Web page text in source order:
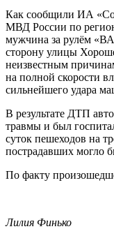
Как сообщили ИА
МВД России по
мужчина за рулём
сторону улицы
неизвестным
на полной скорости
сильнейшего удара
В результате ДТП
травмы и был
суток пешеходов на
пострадавших могло
По факту
Лилия Финько